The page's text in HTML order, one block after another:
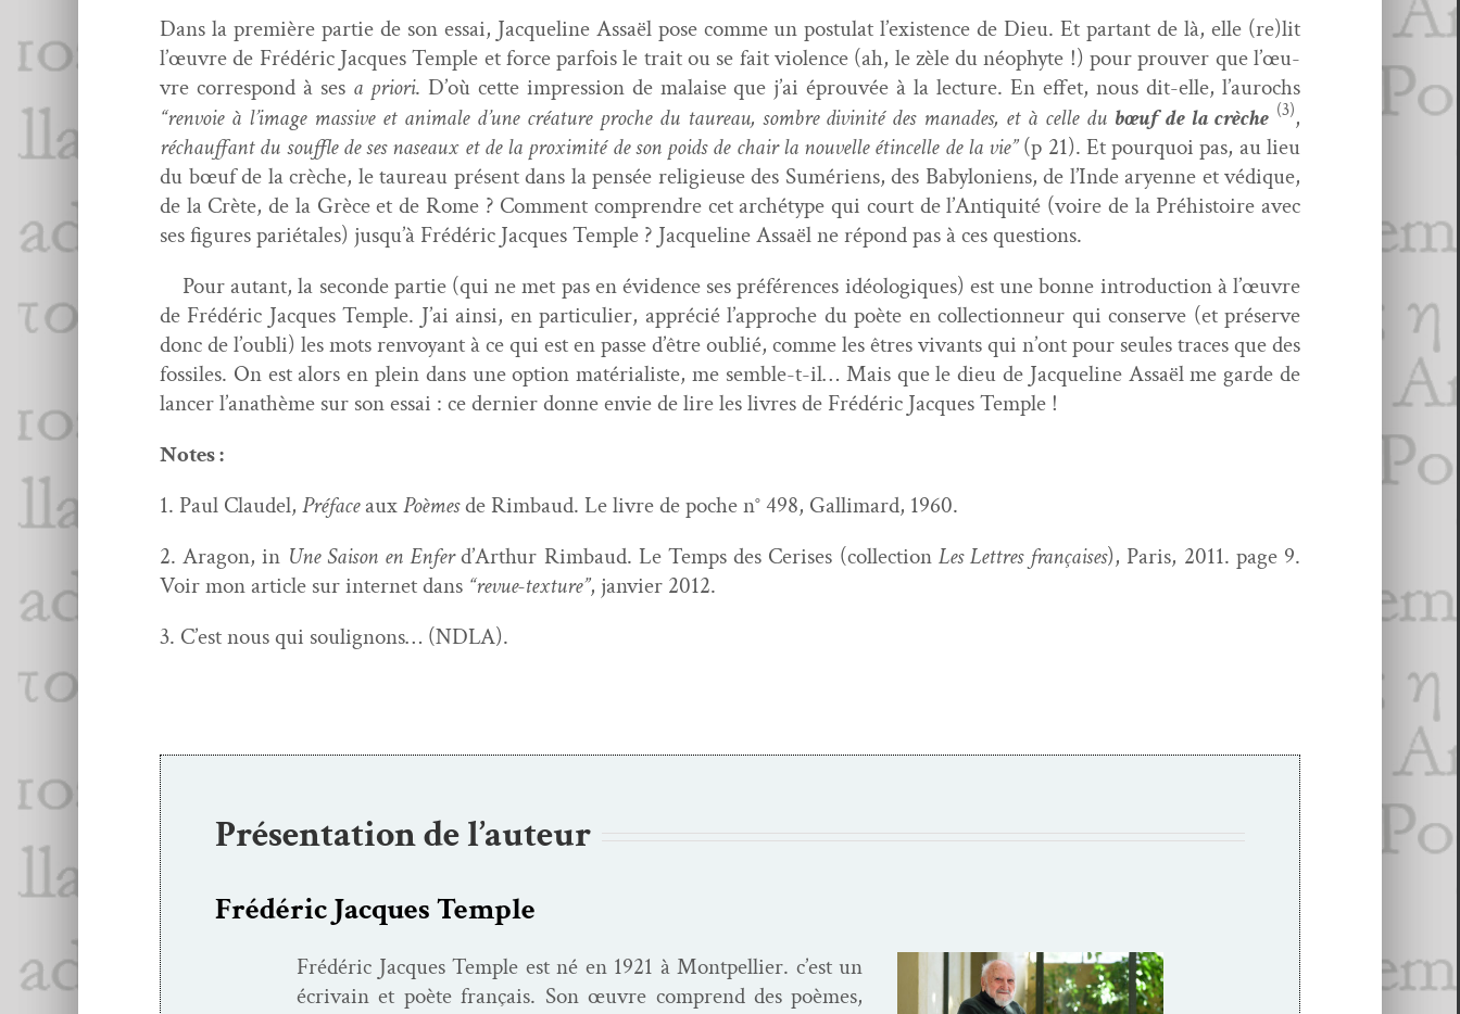
Dans la pre­mière par­tie de son essai, Jacque­line Assaël pose comme un pos­tu­lat l’ex­is­tence de Dieu. Et par­tant de là, elle (re)lit
l’œu­vre de Frédéric Jacques Tem­ple et force par­fois le trait ou se fait vio­lence (ah, le zèle du néo­phyte !) pour prou­ver que l’œu­
vre cor­re­spond à sesa pri­ori. D’où cette impres­sion de malaise que j’ai éprou­vée à la lec­ture. En effet, nous dit-elle, l’au­rochs
“ren­voie à l’im­age mas­sive et ani­male d’une créa­ture proche du tau­reau, som­bre divinité des man­ades, et à celle du bœuf de la crèche (3),
réchauf­fant du souf­fle de ses naseaux et de la prox­im­ité de son poids de chair la nou­velle étin­celle de la vie”(p 21). Et pourquoi pas, au lieu
du bœuf de la crèche, le tau­reau présent dans la pen­sée religieuse des Sumériens, des Baby­loniens, de l’Inde aryenne et védique,
de la Crète, de la Grèce et de Rome ? Com­ment com­pren­dre cet arché­type qui court de l’An­tiq­ui­té (voire de la Préhis­toire avec
ses fig­ures par­ié­tales) jusqu’à Frédéric Jacques Tem­ple ? Jacque­line Assaël ne répond pas à ces questions.
Pour autant, la sec­onde par­tie (qui ne met pas en évi­dence ses préférences idéologiques) est une bonne intro­duc­tion à l’œu­vre
de Frédéric Jacques Tem­ple. J’ai ain­si, en par­ti­c­uli­er, appré­cié l’ap­proche du poète en col­lec­tion­neur qui con­serve (et préserve
donc de l’ou­bli) les mots ren­voy­ant à ce qui est en passe d’être oublié, comme les êtres vivants qui n’ont pour seules traces que des
fos­siles. On est alors en plein dans une option matéri­al­iste, me sem­ble-t-il… Mais que le dieu de Jacque­line Assaël me garde de
lancer l’anathème sur son essai : ce dernier donne envie de lire les livres de Frédéric Jacques Temple !
Notes :
1. Paul Claudel, Pré­faceauxPoèmesde Rim­baud. Le livre de poche n° 498, Gal­li­mard, 1960.
2. Aragon, in Une Sai­son en Enferd’Arthur Rim­baud. Le Temps des Ceris­es (col­lec­tion Les Let­tres français­es), Paris, 2011. page 9.
Voir mon arti­cle sur inter­net dans “revue-tex­ture”, jan­vi­er 2012.
3. C’est nous qui soulignons… (NDLA).
Présentation de l’auteur
Frédéric Jacques Temple
Frédéric Jacques Tem­ple est né en 1921 à Mont­pel­li­er. c’est un
écrivain et poète français. Son œuvre com­prend des poèmes,